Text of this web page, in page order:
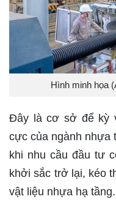
Hình minh họa
Đây là cơ sở để kỳ
cực của ngành nhựa
khi nhu cầu đầu tư
khởi sắc trở lại, kéo
vật liệu nhựa hạ tầng.